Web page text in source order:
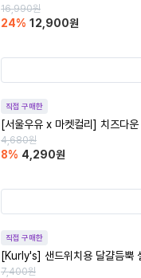
16,990원
24% 12,900원
직접 구매한
[서울우유 x 마켓컬리] 치즈다
4,680원
8% 4,290원
직접 구매한
[Kurly's] 샌드위치용 달걀듬뿍
7,400원